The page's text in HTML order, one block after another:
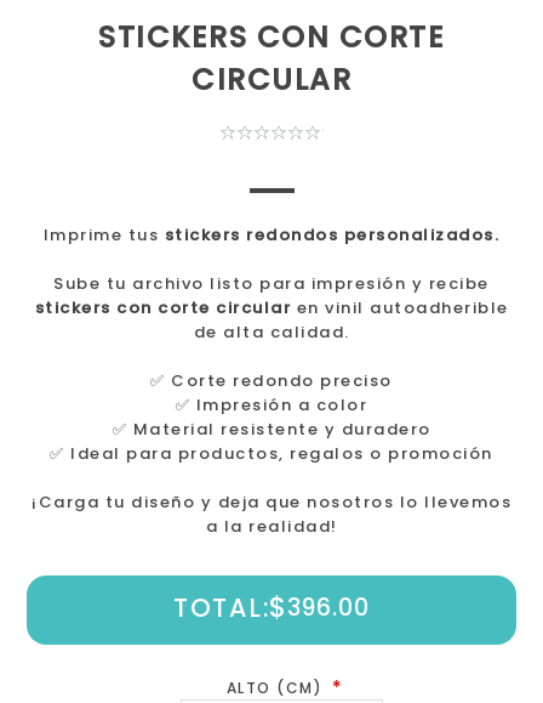
STICKERS CON CORTE
CIRCULAR
Imprime tus stickers redondos personalizados.
Sube tu archivo listo para impresión y recibe
stickers con corte circular en vinil autoadherible
de alta calidad.
✅ Corte redondo preciso
✅ Impresión a color
✅ Material resistente y duradero
✅ Ideal para productos, regalos o promoción
¡Carga tu diseño y deja que nosotros lo llevemos
a la realidad!
TOTAL:$396.00
ALTO (CM) *